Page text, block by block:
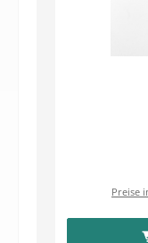
Preise